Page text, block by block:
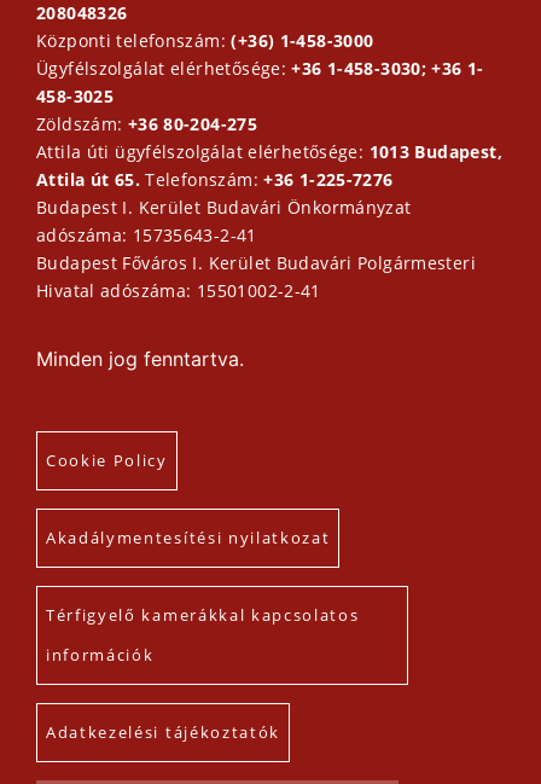
208048326
Központi telefonszám:(+36) 1-458-3000
Ügyfélszolgálat elérhetősége:+36 1-458-3030; +36 1-
458-3025
Zöldszám: +36 80-204-275
Attila úti ügyfélszolgálat elérhetősége: 1013 Budapest,
Attila út 65.Telefonszám:+36 1-225-7276
Budapest I. Kerület Budavári Önkormányzat
adószáma: 15735643-2-41
Budapest Főváros I. Kerület Budavári Polgármesteri
Hivatal adószáma: 15501002-2-41
Minden jog fenntartva.
Cookie Policy
Akadálymentesítési nyilatkozat
Térfigyelő kamerákkal kapcsolatos
információk
Adatkezelési tájékoztatók